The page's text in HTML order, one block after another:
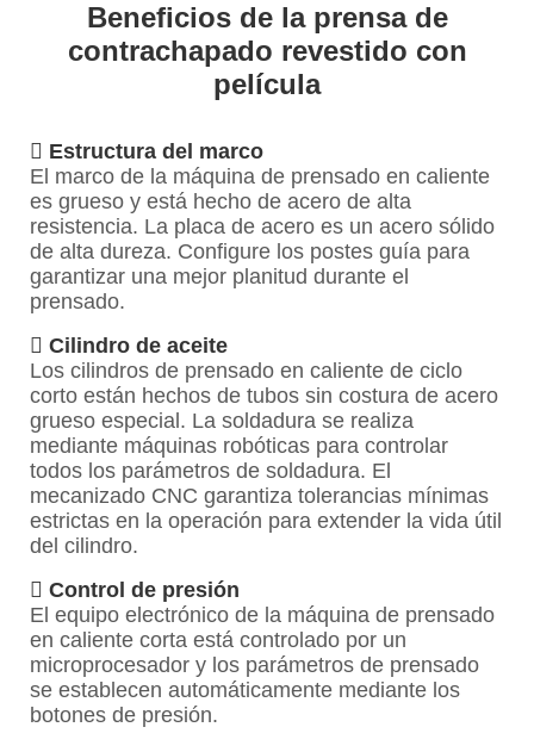
Beneficios de la prensa de
contrachapado revestido con
película
 Estructura del marco
El marco de la máquina de prensado en caliente
es grueso y está hecho de acero de alta
resistencia. La placa de acero es un acero sólido
de alta dureza. Configure los postes guía para
garantizar una mejor planitud durante el
prensado.
 Cilindro de aceite
Los cilindros de prensado en caliente de ciclo
corto están hechos de tubos sin costura de acero
grueso especial. La soldadura se realiza
mediante máquinas robóticas para controlar
todos los parámetros de soldadura. El
mecanizado CNC garantiza tolerancias mínimas
estrictas en la operación para extender la vida útil
del cilindro.
 Control de presión
El equipo electrónico de la máquina de prensado
en caliente corta está controlado por un
microprocesador y los parámetros de prensado
se establecen automáticamente mediante los
botones de presión.